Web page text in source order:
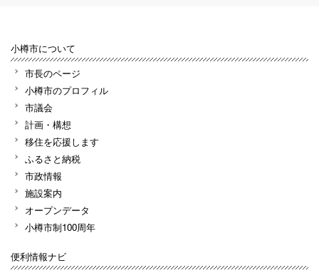
小樽市について
市長のページ
小樽市のプロフィル
市議会
計画・構想
移住を応援します
ふるさと納税
市政情報
施設案内
オープンデータ
小樽市制100周年
便利情報ナビ